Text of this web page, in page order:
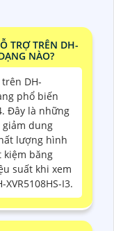
TRỢ TRÊN DH-
NÀO?
DH-
phổ biến
Đây là những
dung
lượng hình
kiệm băng
suất khi xem
I3.